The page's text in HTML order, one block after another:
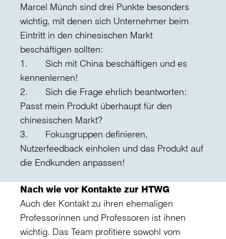
Marcel Münch sind drei Punkte besonders
wichtig, mit denen sich Unternehmer beim
Eintritt in den chinesischen Markt
beschäftigen sollten:
1. Sich mit China beschäftigen und es
kennenlernen!
2. Sich die Frage ehrlich beantworten:
Passt mein Produkt überhaupt für den
chinesischen Markt?
3. Fokusgruppen definieren,
Nutzerfeedback einholen und das Produkt auf
die Endkunden anpassen!
Nach wie vor Kontakte zur HTWG
Auch der Kontakt zu ihren ehemaligen
Professorinnen und Professoren ist ihnen
wichtig. Das Team profitiere sowohl vom